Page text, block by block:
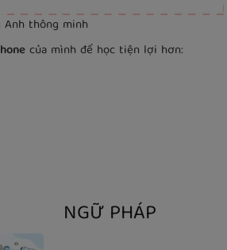
Anh thông minh
của mình để học tiện lợi hơn:
NGỮ PHÁP